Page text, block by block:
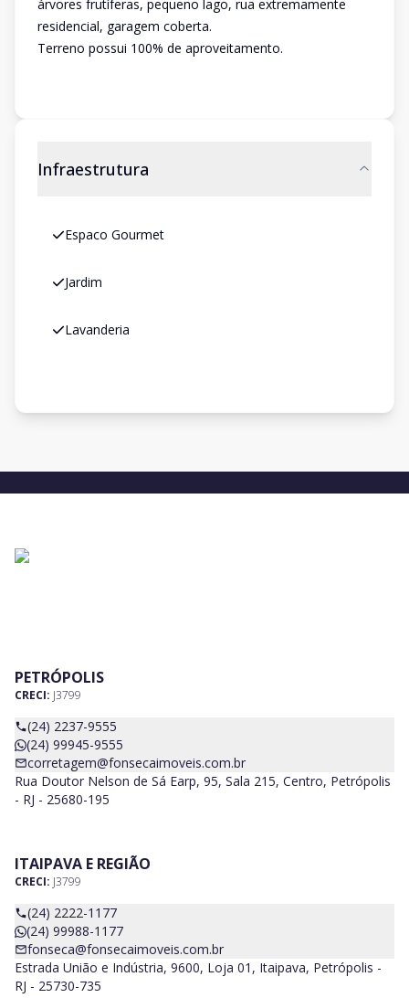
árvores frutíferas, pequeno lago, rua extremamente
residencial, garagem coberta.
Terreno possui 100% de aproveitamento.
Infraestrutura
Espaco Gourmet
Jardim
Lavanderia
PETRÓPOLIS
CRECI: J3799
(24) 2237-9555
(24) 99945-9555
corretagem@fonsecaimoveis.com.br
Rua Doutor Nelson de Sá Earp, 95, Sala 215, Centro, Petrópolis
- RJ - 25680-195
ITAIPAVA E REGIÃO
CRECI: J3799
(24) 2222-1177
(24) 99988-1177
fonseca@fonsecaimoveis.com.br
Estrada União e Indústria, 9600, Loja 01, Itaipava, Petrópolis -
RJ - 25730-735